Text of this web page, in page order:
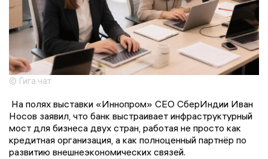
© Гига чат
На полях выставки «Иннопром» СЕО СберИндии Иван
Носов заявил, что банк выстраивает инфраструктурный
мост для бизнеса двух стран, работая не просто как
кредитная организация, а как полноценный партнёр по
развитию внешнеэкономических связей.